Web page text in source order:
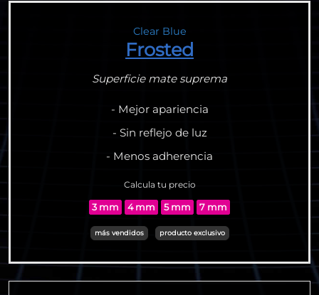
Clear Blue
Frosted
Superficie mate suprema
- Mejor apariencia
- Sin reflejo de luz
- Menos adherencia
Calcula tu precio
3 mm 4 mm 5 mm 7 mm
más vendidos producto exclusivo